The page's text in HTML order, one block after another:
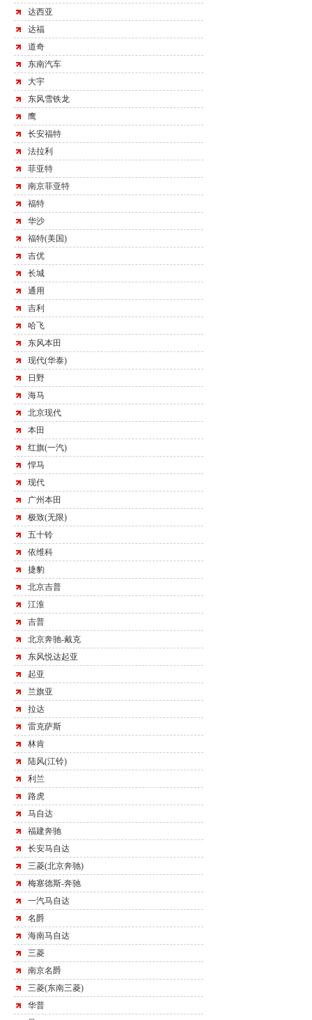
达西亚
达福
道奇
东南汽车
大宇
东风雪铁龙
鹰
长安福特
法拉利
菲亚特
南京菲亚特
福特
华沙
福特(美国)
吉优
长城
通用
吉利
哈飞
东风本田
现代(华泰)
日野
海马
北京现代
本田
红旗(一汽)
悍马
现代
广州本田
极致(无限)
五十铃
依维科
捷豹
北京吉普
江淮
吉普
北京奔驰-戴克
东风悦达起亚
起亚
兰旗亚
拉达
雷克萨斯
林肯
陆风(江铃)
利兰
路虎
马自达
福建奔驰
长安马自达
三菱(北京奔驰)
梅塞德斯-奔驰
一汽马自达
名爵
海南马自达
三菱
南京名爵
三菱(东南三菱)
华普